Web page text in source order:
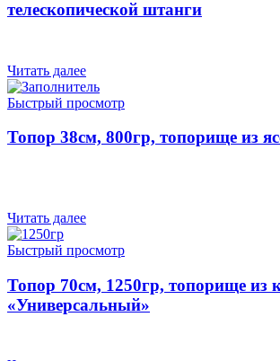
телескопической штанги
Читать далее
Быстрый просмотр
Топор 38см, 800гр, топорище из
Читать далее
Быстрый просмотр
Топор 70см, 1250гр, топорище из
«Универсальный»